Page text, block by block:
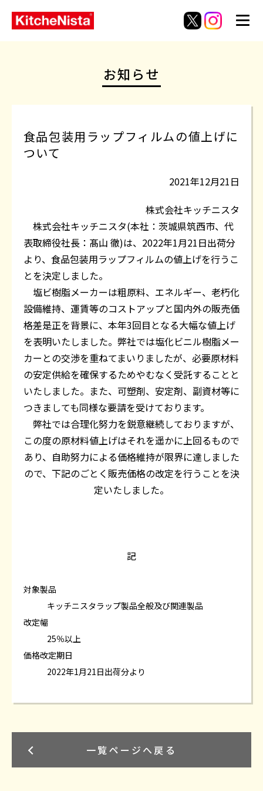
お知らせ
食品包装用ラップフィルムの値上げに
ついて
2021年12月21日
株式会社キッチニスタ
株式会社キッチニスタ(本社：茨城県筑西市、代
表取締役社長：髙山 徹)は、2022年1月21日出荷分
より、食品包装用ラップフィルムの値上げを行うこ
とを決定しました。
塩ビ樹脂メーカーは粗原料、エネルギー、老朽化
設備維持、運賃等のコストアップと国内外の販売価
格差是正を背景に、本年3回目となる大幅な値上げ
を表明いたしました。弊社では塩化ビニル樹脂メー
カーとの交渉を重ねてまいりましたが、必要原材料
の安定供給を確保するためやむなく受託することと
いたしました。また、可塑剤、安定剤、副資材等に
つきましても同様な要請を受けております。
弊社では合理化努力を鋭意継続しておりますが、
この度の原材料値上げはそれを遥かに上回るもので
あり、自助努力による価格維持が限界に達しました
ので、下記のごとく販売価格の改定を行うことを決
定いたしました。
記
対象製品
キッチニスタラップ製品全般及び関連製品
改定幅
25％以上
価格改定期日
2022年1月21日出荷分より
一覧ページへ戻る